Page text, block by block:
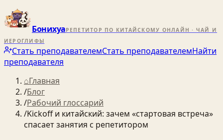
БонихуаРЕПЕТИТОР ПО КИТАЙСКОМУ ОНЛАЙН · ЧАЙ И
ИЕРОГЛИФЫ
Стать преподавателемСтать преподавателемНайти
преподавателя
⌂Главная
/Блог
/Рабочий глоссарий
/Kickoff и китайский: зачем «стартовая встреча»
спасает занятия с репетитором